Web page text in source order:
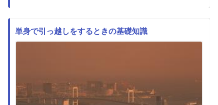
サービスは、それらに対応するために誕生したもので
す。厳正な審査をクリアした優良な不動産・住宅関連
企業が全国ネットワークでお届けするこのサービス
は、空き家の管理をワンストップサービスとして提供
単身で引っ越しをするときの基礎知識